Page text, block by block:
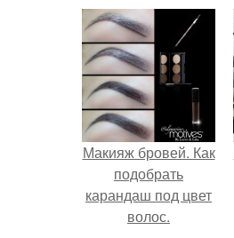
Макияж бровей. Как
подобрать
карандаш под цвет
волос.